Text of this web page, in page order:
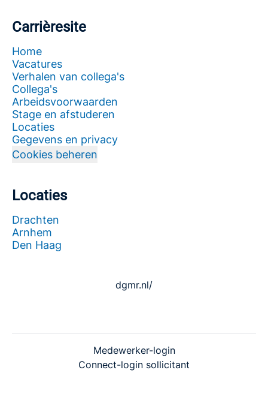
Carrièresite
Home
Vacatures
Verhalen van collega's
Collega's
Arbeidsvoorwaarden
Stage en afstuderen
Locaties
Gegevens en privacy
Cookies beheren
Locaties
Drachten
Arnhem
Den Haag
dgmr.nl/
Medewerker-login
Connect-login sollicitant